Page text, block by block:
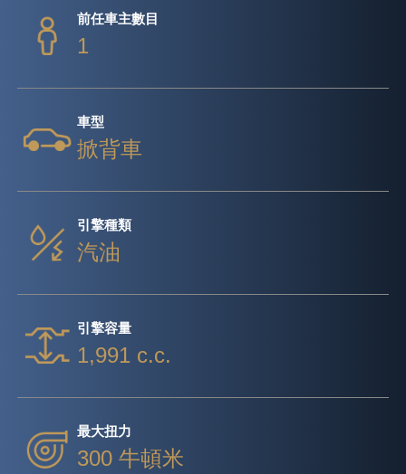
前任車主數目
1
車型
掀背車
引擎種類
汽油
引擎容量
1,991 c.c.
最大扭力
300 牛頓米